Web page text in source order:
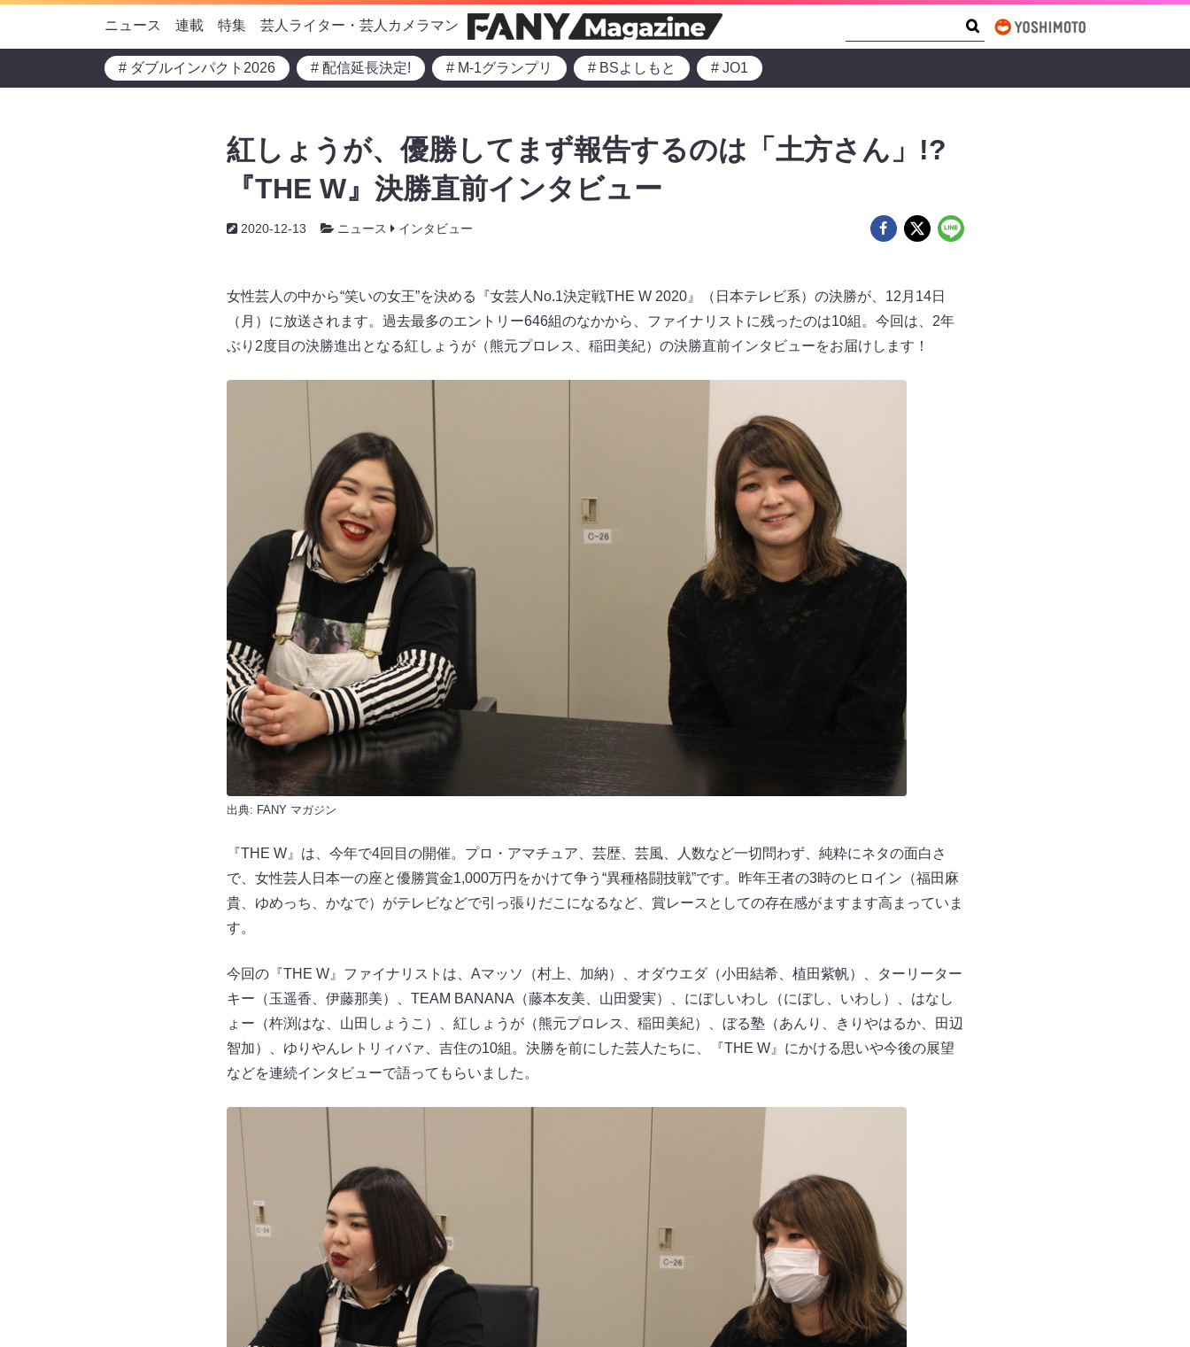
ニュース 連載 特集 芸人ライター・芸人カメラマン
# ダブルインパクト2026 # 配信延長決定! # M-1グランプリ # BSよしもと # JO1
紅しょうが、優勝してまず報告するのは「土方さん」!?
『THE W』決勝直前インタビュー
2020-12-13 ニュース インタビュー
女性芸人の中から“笑いの女王”を決める『女芸人No.1決定戦THE W 2020』（日本テレビ系）の決勝が、12月14日
（月）に放送されます。過去最多のエントリー646組のなかから、ファイナリストに残ったのは10組。今回は、2年
ぶり2度目の決勝進出となる紅しょうが（熊元プロレス、稲田美紀）の決勝直前インタビューをお届けします！
出典: FANY マガジン
『THE W』は、今年で4回目の開催。プロ・アマチュア、芸歴、芸風、人数など一切問わず、純粋にネタの面白さ
で、女性芸人日本一の座と優勝賞金1,000万円をかけて争う“異種格闘技戦”です。昨年王者の3時のヒロイン（福田麻
貴、ゆめっち、かなで）がテレビなどで引っ張りだこになるなど、賞レースとしての存在感がますます高まっていま
す。
今回の『THE W』ファイナリストは、Aマッソ（村上、加納）、オダウエダ（小田結希、植田紫帆）、ターリーター
キー（玉遥香、伊藤那美）、TEAM BANANA（藤本友美、山田愛実）、にぼしいわし（にぼし、いわし）、はなし
ょー（杵渕はな、山田しょうこ）、紅しょうが（熊元プロレス、稲田美紀）、ぼる塾（あんり、きりやはるか、田辺
智加）、ゆりやんレトリィバァ、吉住の10組。決勝を前にした芸人たちに、『THE W』にかける思いや今後の展望
などを連続インタビューで語ってもらいました。